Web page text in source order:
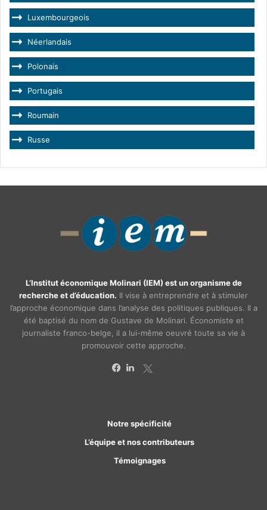
Luxembourgeois
Néerlandais
Polonais
Portugais
Roumain
Russe
L’Institut économique Molinari (IEM) est un organisme de
recherche et d’éducation. Il vise à entreprendre et à stimuler
l’approche économique dans l’analyse des politiques publiques. Il a
été baptisé du nom de Gustave de Molinari. Économiste et
journaliste franco-belge, il a lui-même oeuvré toute sa vie à
promouvoir cette approche.
Notre spécificité
L’équipe et nos contributeurs
Témoignages